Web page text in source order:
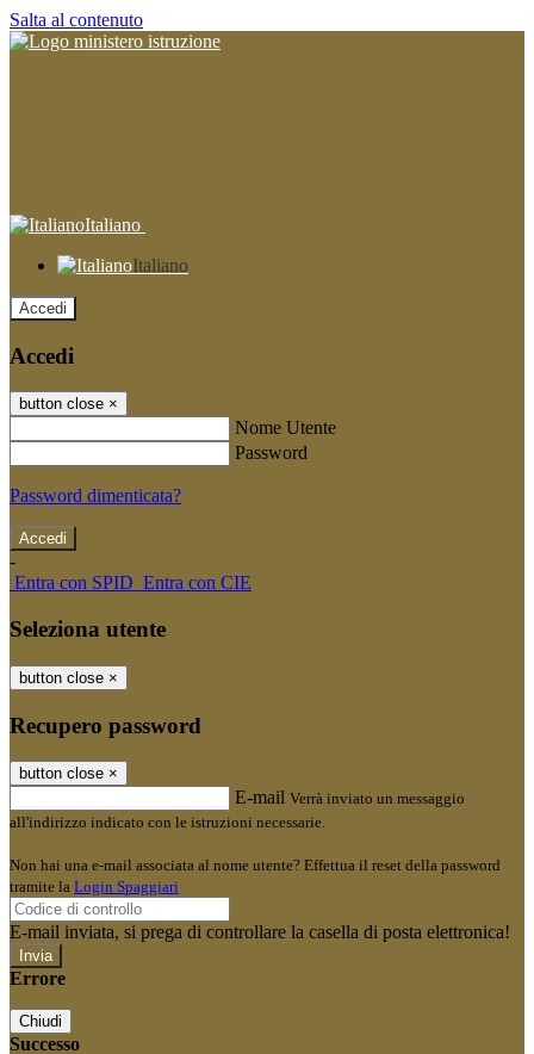
Salta al contenuto
Italiano
Italiano
Accedi
Accedi
button close ×
Nome Utente
Password
Password dimenticata?
-
Entra con SPID Entra con CIE
Seleziona utente
button close ×
Recupero password
button close ×
E-mail Verrà inviato un messaggio
all'indirizzo indicato con le istruzioni necessarie.
Non hai una e-mail associata al nome utente? Effettua il reset della password
tramite la Login Spaggiari
E-mail inviata, si prega di controllare la casella di posta elettronica!
Errore
Chiudi
Successo